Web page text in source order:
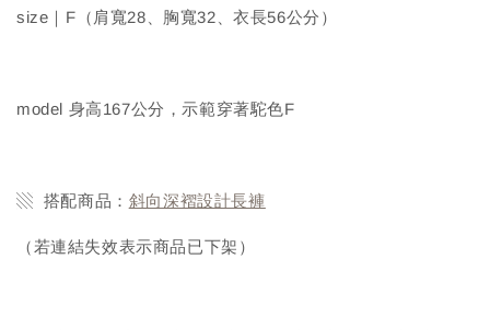
size｜F（肩寬28、胸寬32、衣長56公分）
model 身高167公分，示範穿著駝色F
▧ 搭配商品： 斜向深褶設計長褲
（若連結失效表示商品已下架）